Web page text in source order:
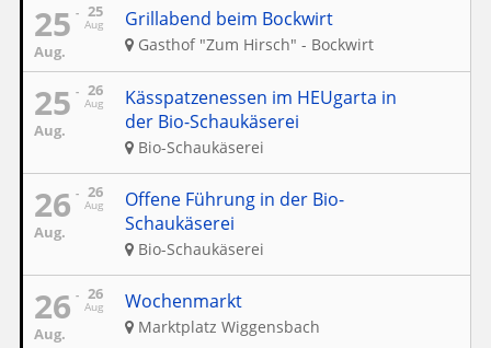
25
Aug
25
Aug.
Grillabend beim Bockwirt
Gasthof "Zum Hirsch" - Bockwirt
26
Aug
25
Aug.
Kässpatzenessen im HEUgarta in
der Bio-Schaukäserei
Bio-Schaukäserei
26
Aug
26
Aug.
Offene Führung in der Bio-
Schaukäserei
Bio-Schaukäserei
26
Aug
26
Aug.
Wochenmarkt
Marktplatz Wiggensbach